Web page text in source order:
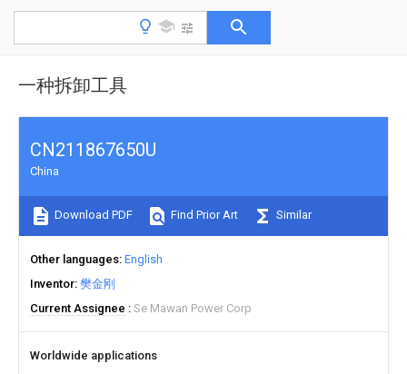
一种拆卸工具
CN211867650U
China
Download PDF Find Prior Art Similar
Other languages English
Inventor 樊金刚
Current Assignee
Se Mawan Power Corp
Worldwide applications